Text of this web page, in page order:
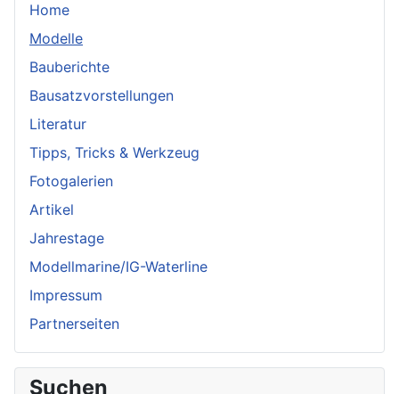
Home
Modelle
Bauberichte
Bausatzvorstellungen
Literatur
Tipps, Tricks & Werkzeug
Fotogalerien
Artikel
Jahrestage
Modellmarine/IG-Waterline
Impressum
Partnerseiten
Suchen